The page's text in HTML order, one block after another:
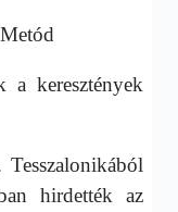
a keresztények
hirdették az